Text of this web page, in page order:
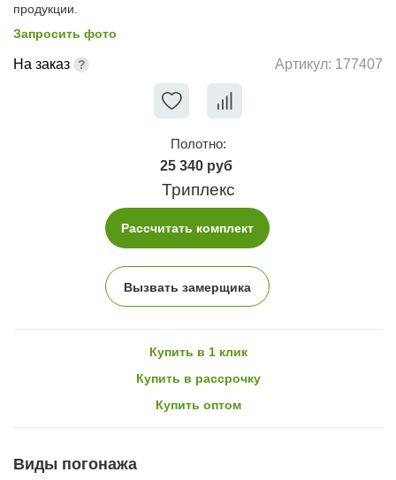
продукции.
Запросить фото
На заказ Артикул: 177407
Полотно:
25 340 руб
Триплекс
Рассчитать комплект
Вызвать замерщика
Купить в 1 клик
Купить в рассрочку
Купить оптом
Виды погонажа